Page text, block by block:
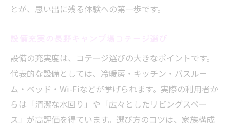
とが、思い出に残る体験への第一歩です。
設備の充実度は、コテージ選びの大きなポイントです。
代表的な設備としては、冷暖房・キッチン・バスルー
ム・ベッド・Wi-Fiなどが挙げられます。実際の利用者か
らは「清潔な水回り」や「広々としたリビングスペー
ス」が高評価を得ています。選び方のコツは、家族構成